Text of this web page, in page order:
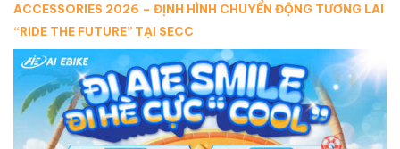
ACCESSORIES 2026 – ĐỊNH HÌNH CHUYỂN ĐỘNG TƯƠNG LAI
“RIDE THE FUTURE” TẠI SECC